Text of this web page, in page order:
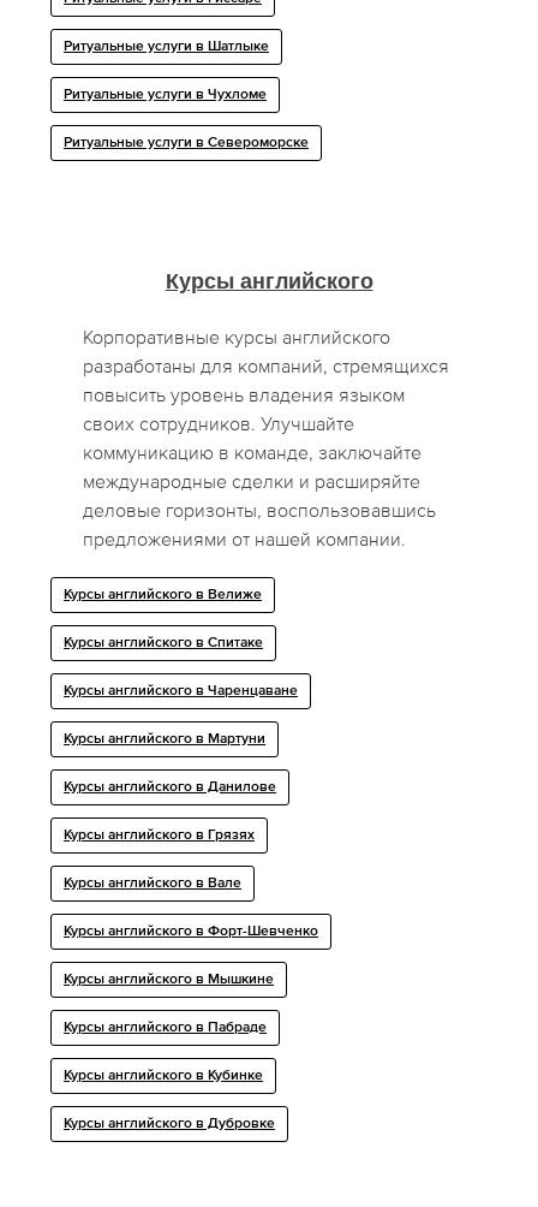
Ритуальные услуги в Шатлыке
Ритуальные услуги в Чухломе
Ритуальные услуги в Североморске
Курсы английского
Корпоративные курсы английского
разработаны для компаний, стремящихся
повысить уровень владения языком
своих сотрудников. Улучшайте
коммуникацию в команде, заключайте
международные сделки и расширяйте
деловые горизонты, воспользовавшись
предложениями от нашей компании.
Курсы английского в Велиже
Курсы английского в Спитаке
Курсы английского в Чаренцаване
Курсы английского в Мартуни
Курсы английского в Данилове
Курсы английского в Грязях
Курсы английского в Вале
Курсы английского в Форт-Шевченко
Курсы английского в Мышкине
Курсы английского в Пабраде
Курсы английского в Кубинке
Курсы английского в Дубровке